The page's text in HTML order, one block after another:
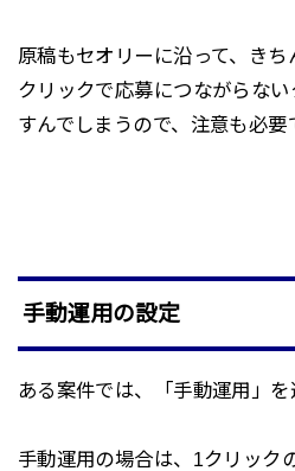
原稿もセオリーに沿って、き
クリックで応募につながらな
すんでしまうので、注意も必要
手動運用の設定
ある案件では、「手動運用」を
手動運用の場合は、1クリック